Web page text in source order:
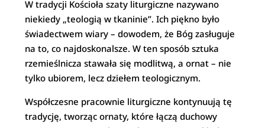
W tradycji Kościoła szaty liturgiczne nazywano
niekiedy „teologią w tkaninie”. Ich piękno było
świadectwem wiary – dowodem, że Bóg zasługuje
na to, co najdoskonalsze. W ten sposób sztuka
rzemieślnicza stawała się modlitwą, a ornat – nie
tylko ubiorem, lecz dziełem teologicznym.
Współczesne pracownie liturgiczne kontynuują tę
tradycję, tworząc ornaty, które łączą duchowy